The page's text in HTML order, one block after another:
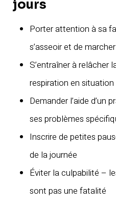
jours
Porter attention à sa
s’asseoir et de marcher
S’entraîner à relâcher
respiration en
Demander l’aide d’un
ses problèmes
Inscrire de petites
de la journée
Éviter la culpabilité –
sont pas une fatalité